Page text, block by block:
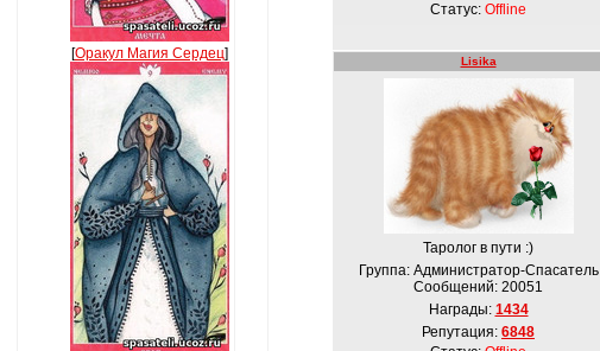
[Оракул Магия Сердец]
Статус: Offline
Lisika
Таролог в пути :)
Группа: Администратор-Спасатель
Сообщений: 20051
Награды: 1434
Репутация: 6848